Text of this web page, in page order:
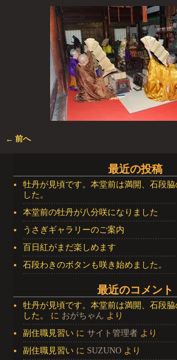
← 前へ
最近の投稿
牡丹が見頃です。本堂前は満開、石段
した。
本堂前の牡丹が八分咲になりました
うさぎギャラリーのご案内
百日紅がまだ楽しめます
石段わきのボタンも咲き始めました。
最近のコメント
牡丹が見頃です。本堂前は満開、石段
した。
に おがちゃん より
副住職見習い にサイト管理者 より
副住職見習い に SUZUNO より